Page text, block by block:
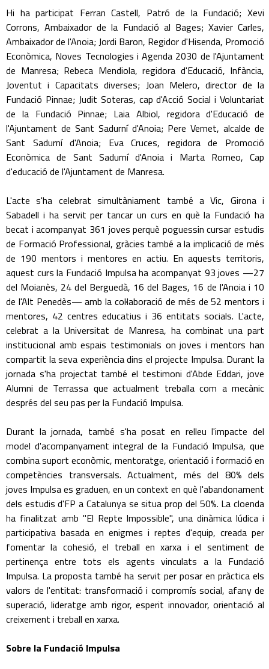
Hi ha participat Ferran Castell, Patró de la Fundació; Xevi
Corrons, Ambaixador de la Fundació al Bages; Xavier Carles,
Ambaixador de l'Anoia; Jordi Baron, Regidor d'Hisenda, Promoció
Econòmica, Noves Tecnologies i Agenda 2030 de l'Ajuntament
de Manresa; Rebeca Mendiola, regidora d'Educació, Infància,
Joventut i Capacitats diverses; Joan Melero, director de la
Fundació Pinnae; Judit Soteras, cap d'Acció Social i Voluntariat
de la Fundació Pinnae; Laia Albiol, regidora d'Educació de
l'Ajuntament de Sant Sadurní d'Anoia; Pere Vernet, alcalde de
Sant Sadurní d'Anoia; Eva Cruces, regidora de Promoció
Econòmica de Sant Sadurní d'Anoia i Marta Romeo, Cap
d'educació de l'Ajuntament de Manresa.
L'acte s'ha celebrat simultàniament també a Vic, Girona i
Sabadell i ha servit per tancar un curs en què la Fundació ha
becat i acompanyat 361 joves perquè poguessin cursar estudis
de Formació Professional, gràcies també a la implicació de més
de 190 mentors i mentores en actiu. En aquests territoris,
aquest curs la Fundació Impulsa ha acompanyat 93 joves —27
del Moianès, 24 del Berguedà, 16 del Bages, 16 de l'Anoia i 10
de l'Alt Penedès— amb la col·laboració de més de 52 mentors i
mentores, 42 centres educatius i 36 entitats socials. L'acte,
celebrat a la Universitat de Manresa, ha combinat una part
institucional amb espais testimonials on joves i mentors han
compartit la seva experiència dins el projecte Impulsa. Durant la
jornada s'ha projectat també el testimoni d'Abde Eddari, jove
Alumni de Terrassa que actualment treballa com a mecànic
després del seu pas per la Fundació Impulsa.
Durant la jornada, també s'ha posat en relleu l'impacte del
model d'acompanyament integral de la Fundació Impulsa, que
combina suport econòmic, mentoratge, orientació i formació en
competències transversals. Actualment, més del 80% dels
joves Impulsa es graduen, en un context en què l'abandonament
dels estudis d'FP a Catalunya se situa prop del 50%. La cloenda
ha finalitzat amb "El Repte Impossible", una dinàmica lúdica i
participativa basada en enigmes i reptes d'equip, creada per
fomentar la cohesió, el treball en xarxa i el sentiment de
pertinença entre tots els agents vinculats a la Fundació
Impulsa. La proposta també ha servit per posar en pràctica els
valors de l'entitat: transformació i compromís social, afany de
superació, lideratge amb rigor, esperit innovador, orientació al
creixement i treball en xarxa.
Sobre la Fundació Impulsa